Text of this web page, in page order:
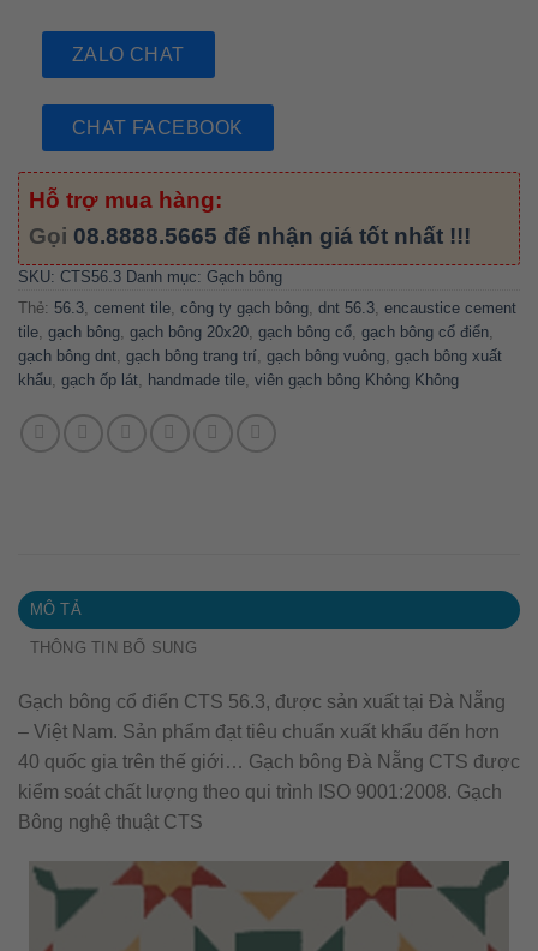
ZALO CHAT
CHAT FACEBOOK
Hỗ trợ mua hàng:
Gọi 08.8888.5665 để nhận giá tốt nhất !!!
SKU: CTS56.3 Danh mục: Gạch bông
Thẻ: 56.3 cement tile công ty gạch bông dnt 56.3 encaustice cement
tile gạch bông gạch bông 20x20 gạch bông cổ gạch bông cổ điển
gạch bông dnt gạch bông trang trí gạch bông vuông gạch bông xuất
khẩu gạch ốp lát handmade tile viên gạch bông Không Không
MÔ TẢ
THÔNG TIN BỔ SUNG
Gạch bông cổ điển CTS 56.3, được sản xuất tại Đà Nẵng
– Việt Nam. Sản phẩm đạt tiêu chuẩn xuất khẩu đến hơn
40 quốc gia trên thế giới… Gạch bông Đà Nẵng CTS được
kiểm soát chất lượng theo qui trình ISO 9001:2008. Gạch
Bông nghệ thuật CTS